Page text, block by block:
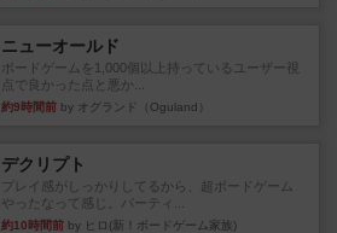
ニューオールド
ボードゲームを1,000個以上持っているユーザー視
点で良かった点と悪か...
約9時間前 by オグランド（Oguland）
デクリプト
プレイ感がしっかりしてるから、超ボードゲーム
やったなって感じ。パーティ...
約10時間前 by ヒロ(新！ボードゲーム家族)